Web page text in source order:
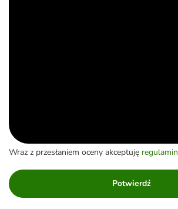
Wraz z przesłaniem oceny akceptuję regulamin
Potwierdź